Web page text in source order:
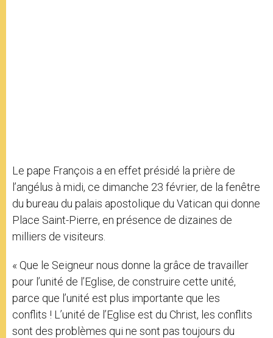
Le pape François a en effet présidé la prière de
l’angélus à midi, ce dimanche 23 février, de la fenêtre
du bureau du palais apostolique du Vatican qui donne
Place Saint-Pierre, en présence de dizaines de
milliers de visiteurs.
« Que le Seigneur nous donne la grâce de travailler
pour l’unité de l’Eglise, de construire cette unité,
parce que l’unité est plus importante que les
conflits ! L’unité de l’Eglise est du Christ, les conflits
sont des problèmes qui ne sont pas toujours du